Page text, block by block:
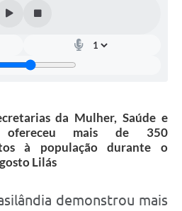
da Mulher, Saúde e
ofereceu mais de 350
à população durante o
Lilás
demonstrou mais